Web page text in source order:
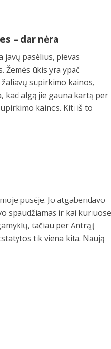
– dar nėra
javų pasėlius, pievas
Žemės ūkis yra ypač
supirkimo kainos,
kad algą jie gauna kartą per
kainos. Kiti iš to
pusėje. Jo atgabendavo
spaudžiamas ir kai kuriuose
tačiau per Antrąjį
tik viena kita. Naują